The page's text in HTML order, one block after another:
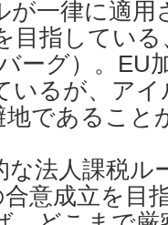
が一律に適
目指してい
ーグ）。EU
いるが、ア
地であること
法人課税ル
意成立を目